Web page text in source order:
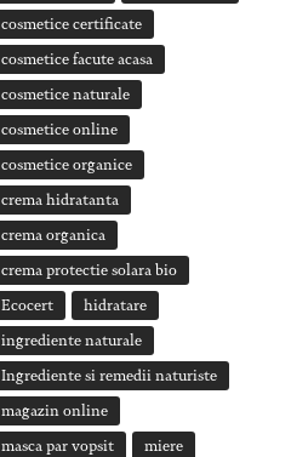
cosmetice certificate
cosmetice facute acasa
cosmetice naturale
cosmetice online
cosmetice organice
crema hidratanta
crema organica
crema protectie solara bio
Ecocert hidratare
ingrediente naturale
Ingrediente si remedii naturiste
magazin online
masca par vopsit miere